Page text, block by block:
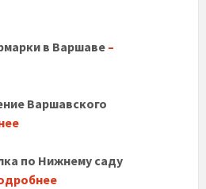
в Варшаве –
Варшавского
по Нижнему саду